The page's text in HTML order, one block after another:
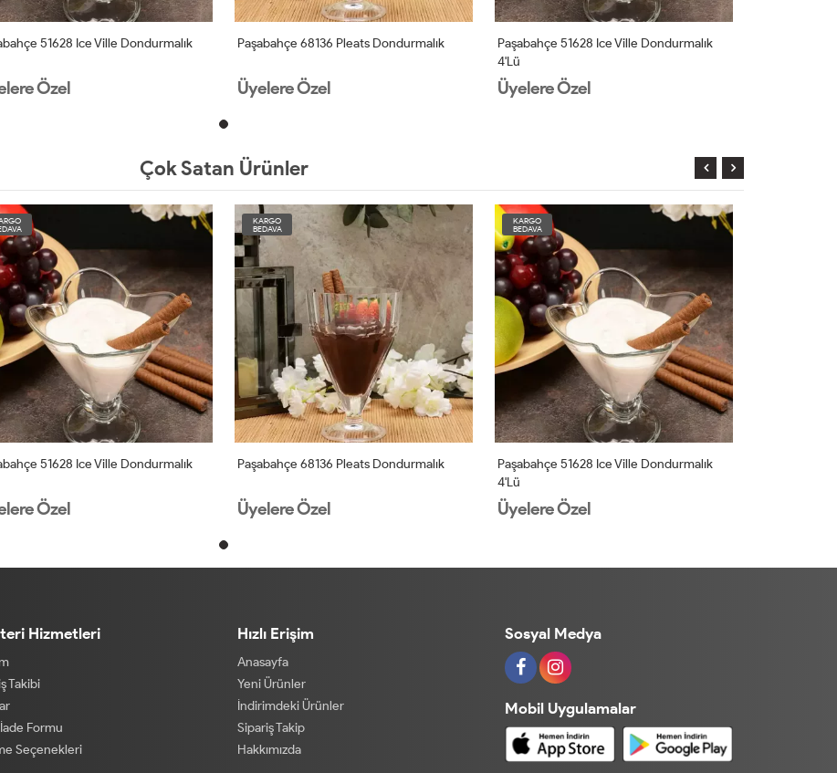
51628 Ice Ville Dondurmalık
Özel
Paşabahçe 68136 Pleats Dondurmalık
Üyelere Özel
Paşabahçe 51628 Ice Ville Dondurmalık
4'lü
Üyelere Özel
Çok Satan Ürünler
51628 Ice Ville Dondurmalık
Özel
KARGO
BEDAVA
Paşabahçe 68136 Pleats Dondurmalık
Üyelere Özel
KARGO
BEDAVA
Paşabahçe 51628 Ice Ville Dondurmalık
4'lü
Üyelere Özel
Hizmetleri
Takibi
Formu
Seçenekleri
Hızlı Erişim
Anasayfa
Yeni Ürünler
İndirimdeki Ürünler
Sipariş Takip
Hakkımızda
Sosyal Medya
Mobil Uygulamalar